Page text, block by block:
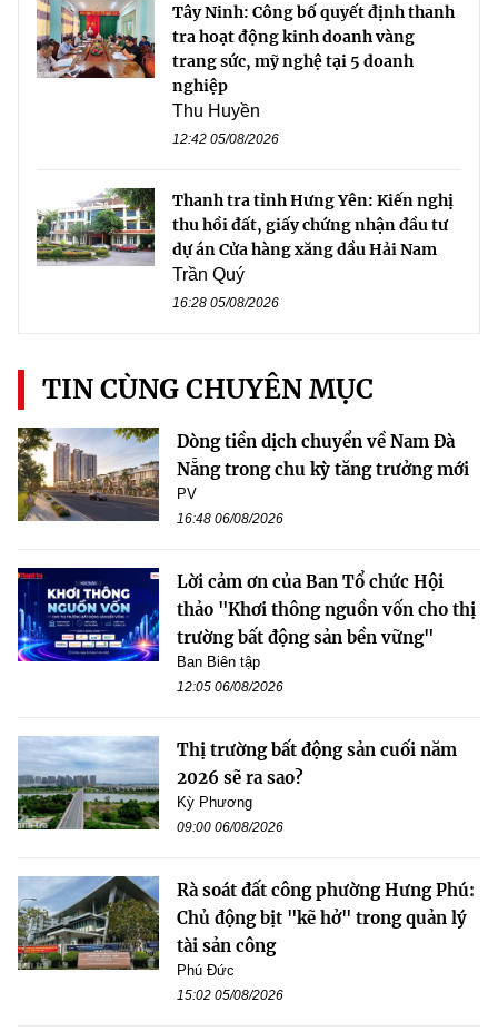
Tây Ninh: Công bố quyết định thanh
tra hoạt động kinh doanh vàng
trang sức, mỹ nghệ tại 5 doanh
nghiệp
Thu Huyền
12:42 05/08/2026
Thanh tra tỉnh Hưng Yên: Kiến nghị
thu hồi đất, giấy chứng nhận đầu tư
dự án Cửa hàng xăng dầu Hải Nam
Trần Quý
16:28 05/08/2026
TIN CÙNG CHUYÊN MỤC
Dòng tiền dịch chuyển về Nam Đà
Nẵng trong chu kỳ tăng trưởng mới
PV
16:48 06/08/2026
Lời cảm ơn của Ban Tổ chức Hội
thảo "Khơi thông nguồn vốn cho thị
trường bất động sản bền vững"
Ban Biên tập
12:05 06/08/2026
Thị trường bất động sản cuối năm
2026 sẽ ra sao?
Kỳ Phương
09:00 06/08/2026
Rà soát đất công phường Hưng Phú:
Chủ động bịt "kẽ hở" trong quản lý
tài sản công
Phú Đức
15:02 05/08/2026